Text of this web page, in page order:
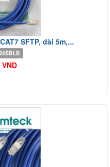
SFTP, dài 5m,...